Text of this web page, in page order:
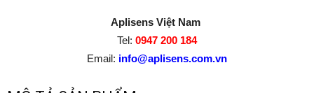
Aplisens Việt Nam
Tel: 0947 200 184
Email: info@aplisens.com.vn